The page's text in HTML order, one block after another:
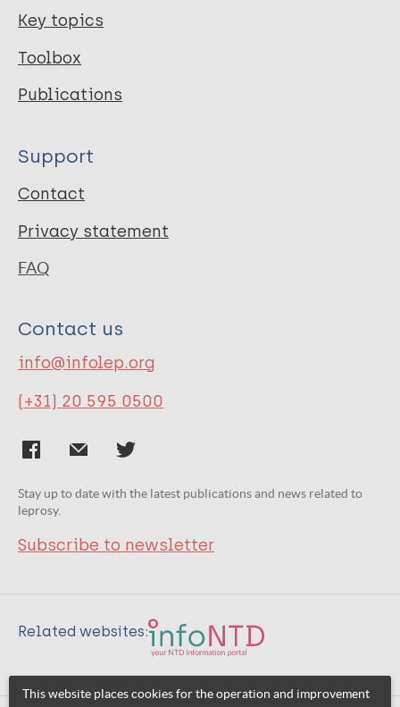
Key topics
Toolbox
Publications
Support
Contact
Privacy statement
FAQ
Contact us
info@infolep.org
(+31) 20 595 0500
Stay up to date with the latest publications and news related to
leprosy.
Subscribe to newsletter
Related websites:
This website places cookies for the operation and improvement